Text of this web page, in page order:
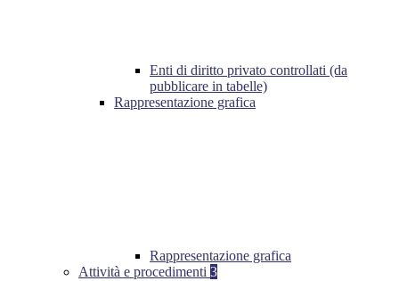
Enti di diritto privato controllati (da
pubblicare in tabelle)
Rappresentazione grafica
Rappresentazione grafica
Attività e procedimenti 3